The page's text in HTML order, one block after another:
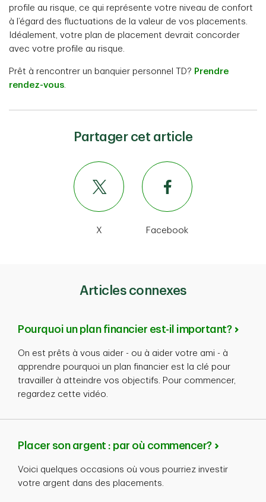
profile au risque, ce qui représente votre niveau de confort
à l’égard des fluctuations de la valeur de vos placements.
Idéalement, votre plan de placement devrait concorder
avec votre profile au risque.
Prêt à rencontrer un banquier personnel TD? Prendre
rendez-vous.
Partager cet article
X Facebook
Articles connexes
Pourquoi un plan financier est-il important?
On est prêts à vous aider - ou à aider votre ami - à
apprendre pourquoi un plan financier est la clé pour
travailler à atteindre vos objectifs. Pour commencer,
regardez cette vidéo.
Placer son argent : par où commencer?
Voici quelques occasions où vous pourriez investir
votre argent dans des placements.